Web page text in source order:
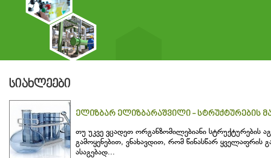
სიახლეები
ელიზბარ ელიზბარაშვილი - სტრუქტურების
თუ უკვე ვცადეთ ორგანზომილებიანი სტრუქტურების
გამოყენებით, ვნახავდით, რომ წინასწარ ყველაფრის
ასაგებად...